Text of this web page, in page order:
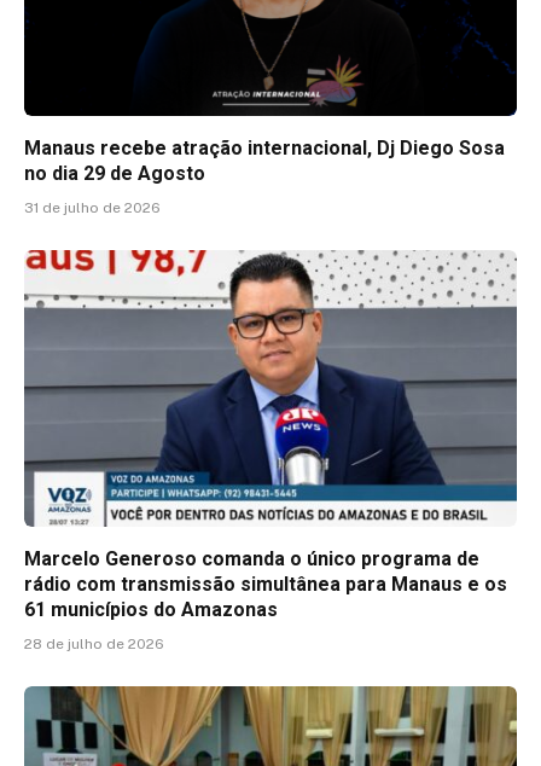
Manaus recebe atração internacional, Dj Diego Sosa
no dia 29 de Agosto
31 de julho de 2026
Marcelo Generoso comanda o único programa de
rádio com transmissão simultânea para Manaus e os
61 municípios do Amazonas
28 de julho de 2026